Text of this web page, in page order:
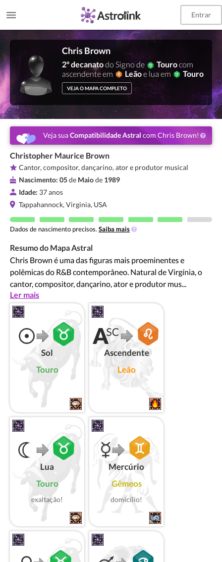
Entrar
Chris Brown
2º decanatodo Signo de Tourocom
ascendente em
Leãoe lua em Touro
VEJA O MAPA COMPLETO
Veja suaCompatibilidade Astral com Chris Brown!
Christopher Maurice Brown
Cantor, compositor, dançarino, ator e produtor musical
Nascimento: 05de Maiode 1989
Idade: 37 anos
Tappahannock, Virginia, USA
Dados de nascimento precisos. Saiba mais
Resumo do Mapa Astral
Chris Brown é uma das figuras mais proeminentes e
polêmicas do R&B contemporâneo. Natural de Virgínia, o
cantor, compositor, dançarino, ator e produtor mus...
Ler mais
Sol
Touro
Ascendente
Leão
Lua
Touro
exaltação!
Mercúrio
Gêmeos
domicílio!